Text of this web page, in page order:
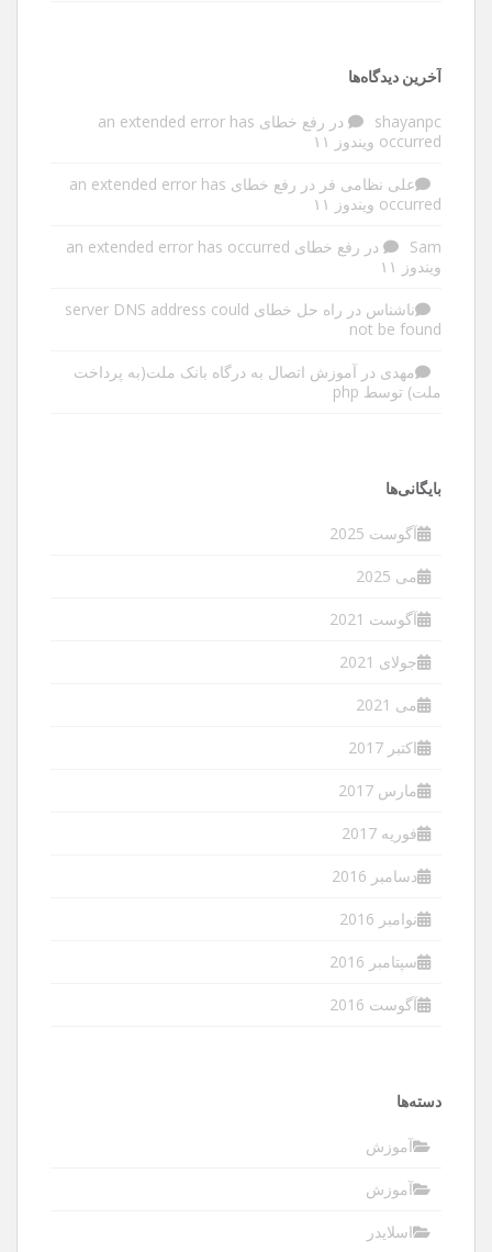
آخرین دیدگاه‌ها
shayanpc در
رفع خطای an extended error has
occurred ویندوز ۱۱
علی نظامی فر در
رفع خطای an extended error has
occurred ویندوز ۱۱
Sam در
رفع خطای an extended error has occurred
ویندوز ۱۱
ناشناس در
راه حل خطای server DNS address could
not be found
مهدی در
آموزش اتصال به درگاه بانک ملت(به پرداخت
ملت) توسط php
بایگانی‌ها
آگوست 2025
می 2025
آگوست 2021
جولای 2021
می 2021
اکتبر 2017
مارس 2017
فوریه 2017
دسامبر 2016
نوامبر 2016
سپتامبر 2016
آگوست 2016
دسته‌ها
آموزش
آموزش
اسلایدر